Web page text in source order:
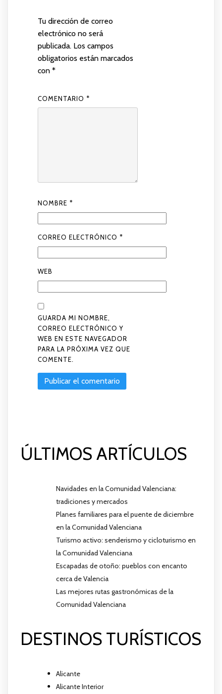
Tu dirección de correo
electrónico no será
publicada. Los campos
obligatorios están marcados
con *
COMENTARIO *
NOMBRE *
CORREO ELECTRÓNICO *
WEB
GUARDA MI NOMBRE,
CORREO ELECTRÓNICO Y
WEB EN ESTE NAVEGADOR
PARA LA PRÓXIMA VEZ QUE
COMENTE.
ÚLTIMOS ARTÍCULOS
Navidades en la Comunidad Valenciana:
tradiciones y mercados
Planes familiares para el puente de diciembre
en la Comunidad Valenciana
Turismo activo: senderismo y cicloturismo en
la Comunidad Valenciana
Escapadas de otoño: pueblos con encanto
cerca de Valencia
Las mejores rutas gastronómicas de la
Comunidad Valenciana
DESTINOS TURÍSTICOS
Alicante
Alicante Interior